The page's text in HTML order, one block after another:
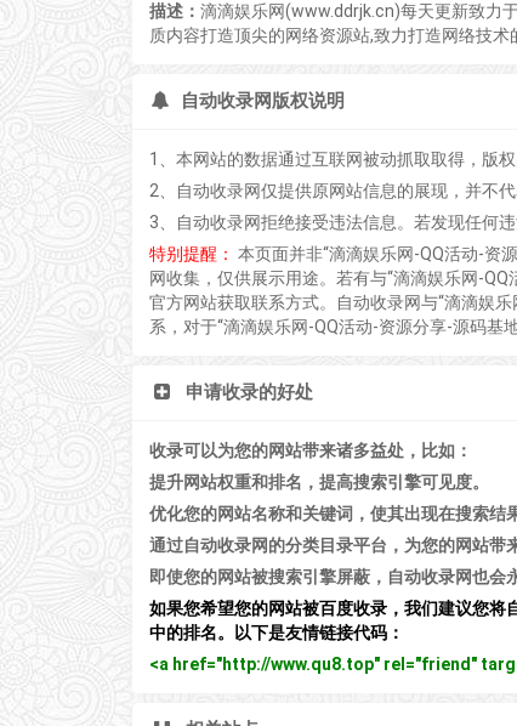
描述： 滴滴娱乐网(www.ddrjk.cn)每天更新致力
质内容打造顶尖的网络资源站,致力打造网络技术
自动收录网版权说明
1、本网站的数据通过互联网被动抓取取得，版
2、自动收录网仅提供原网站信息的展现，并不
3、自动收录网拒绝接受违法信息。若发现任何
特别提醒： 本页面并非“滴滴娱乐网-QQ活动-资
网收集，仅供展示用途。若有与“滴滴娱乐网-
官方网站获取联系方式。自动收录网与“滴滴娱
系，对于“滴滴娱乐网-QQ活动-资源分享-源码
申请收录的好处
收录可以为您的网站带来诸多益处，比如：
提升网站权重和排名，提高搜索引擎可见度。
优化您的网站名称和关键词，使其出现在搜索结
通过自动收录网的分类目录平台，为您的网站带
即使您的网站被搜索引擎屏蔽，自动收录网也会
如果您希望您的网站被百度收录，我们建议您
中的排名。以下是友情链接代码：
<a href="http://www.qu8.top" rel="friend"